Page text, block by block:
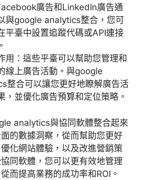
廣告和 LinkedIn廣告通
與google analytics整合，您可
平臺中設置追蹤代碼或API連接
用：這些平臺可以幫助您管理和
線上廣告活動。與google
整合可以讓您更好地瞭解廣告活
，並優化廣告預算和定位策略。
analytics與協同軟體整合起來
的數據洞察，從而幫助您更好
化網站體驗，以及改進營銷策
同軟體，您可以更有效地管理
而提高業務的成功率和ROI 。